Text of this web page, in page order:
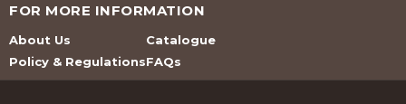
FOR MORE INFORMATION
About Us
Policy & Regulations
Catalogue
FAQs